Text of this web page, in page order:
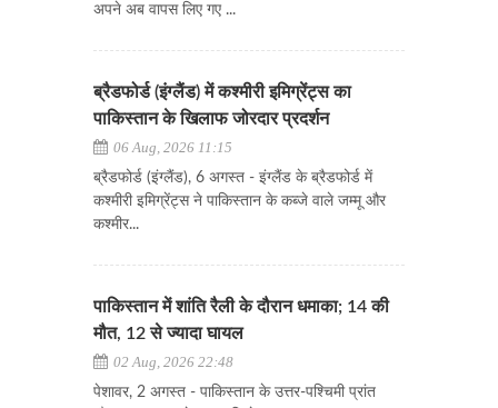
अपने अब वापस लिए गए ...
ब्रैडफोर्ड (इंग्लैंड) में कश्मीरी इमिग्रेंट्स का
पाकिस्तान के खिलाफ जोरदार प्रदर्शन
06 Aug, 2026 11:15
ब्रैडफोर्ड (इंग्लैंड), 6 अगस्त - इंग्लैंड के ब्रैडफोर्ड में
कश्मीरी इमिग्रेंट्स ने पाकिस्तान के कब्जे वाले जम्मू और
कश्मीर...
पाकिस्तान में शांति रैली के दौरान धमाका; 14 की
मौत, 12 से ज्यादा घायल
02 Aug, 2026 22:48
पेशावर, 2 अगस्त - पाकिस्तान के उत्तर-पश्चिमी प्रांत